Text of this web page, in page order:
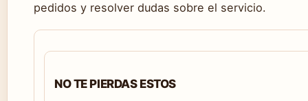
pedidos y resolver dudas sobre el servicio.
NO TE PIERDAS ESTOS